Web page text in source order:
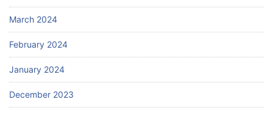
March 2024
February 2024
January 2024
December 2023